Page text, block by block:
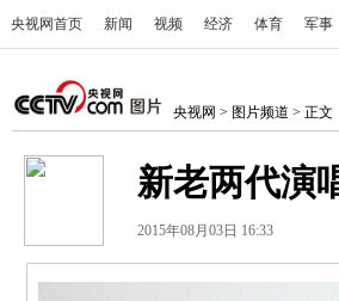
央视网首页 新闻 视频 经济 体育 军事
央视网 > 图片频道 > 正文
新老两代演
2015年08月03日 16:33